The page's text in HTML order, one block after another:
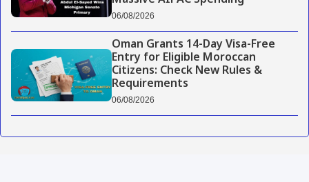
06/08/2026
Oman Grants 14-Day Visa-Free
Entry for Eligible Moroccan
Citizens: Check New Rules &
Requirements
06/08/2026